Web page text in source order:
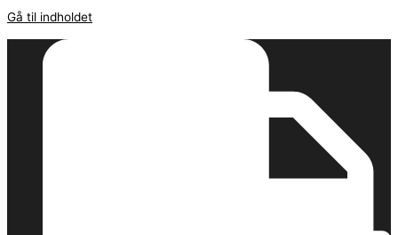
Gå til indholdet